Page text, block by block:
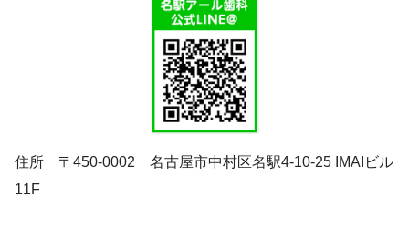
住所 〒450-0002 名古屋市中村区名駅4-10-25 IMAIビル
11F